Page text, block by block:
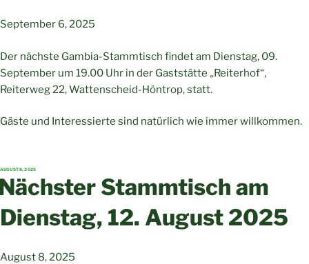
September 6, 2025
Der nächste Gambia-Stammtisch findet am Dienstag, 09.
September um 19.00 Uhr in der Gaststätte „Reiterhof“,
Reiterweg 22, Wattenscheid-Höntrop, statt.
Gäste und Interessierte sind natürlich wie immer willkommen.
VERÖFFENTLICHT
AUGUST 8, 2025
Stammtisch am
Dienstag, 12. August 2025
August 8, 2025